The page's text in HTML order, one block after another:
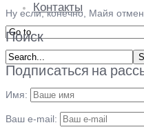
Контакты
Ну если, конечно, Майя
Поиск
Подписаться на
Имя:
Ваш e-mail: